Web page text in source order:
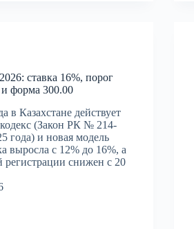
ставка 16%, порог
и форма 300.00
в Казахстане действует
(Закон РК № 214-
года) и новая модель
выросла с 12% до 16%, а
регистрации снижен с 20